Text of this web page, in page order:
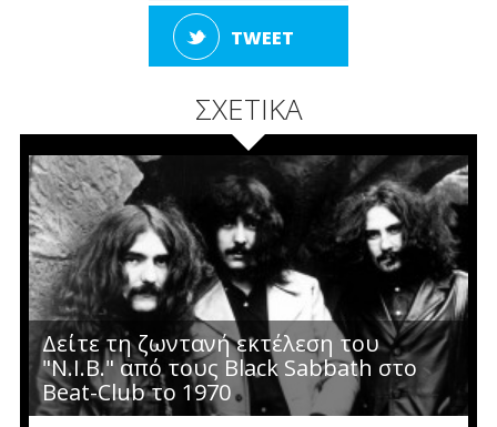
TWEET
ΣΧΕΤΙΚΑ
Δείτε τη ζωντανή εκτέλεση του
"N.I.B." από τους Black Sabbath στο
Beat-Club το 1970